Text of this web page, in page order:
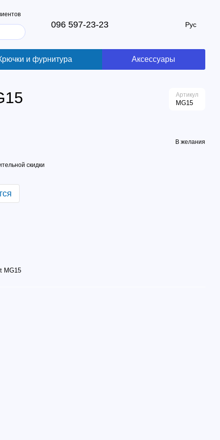
096 597-23-23 Рус
и фурнитура Аксессуары
Артикул
MG15
В желания
скидки
MG15